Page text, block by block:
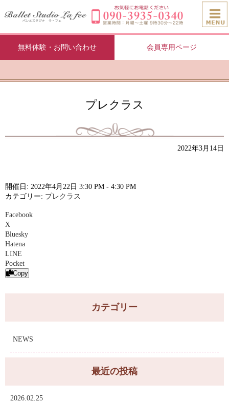
無料体験・お問い合わせ 会員専用ページ
プレクラス
2022年3月14日
開催日: 2022年4月22日 3:30 PM - 4:30 PM
カテゴリー: プレクラス
Facebook
X
Bluesky
Hatena
LINE
Pocket
Copy
カテゴリー
NEWS
最近の投稿
2026.02.25